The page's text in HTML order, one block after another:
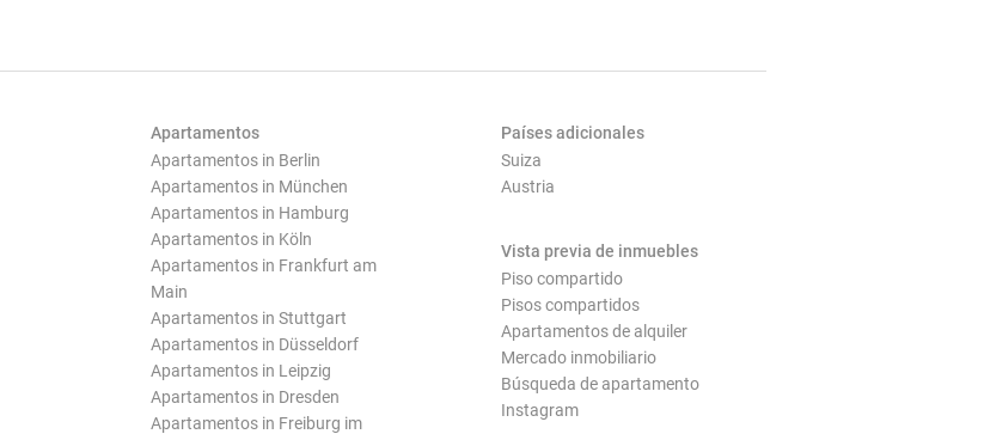
Apartamentos
Apartamentos in Berlin
Apartamentos in München
Apartamentos in Hamburg
Apartamentos in Köln
Apartamentos in Frankfurt am
Main
Apartamentos in Stuttgart
Apartamentos in Düsseldorf
Apartamentos in Leipzig
Apartamentos in Dresden
Apartamentos in Freiburg im
Países adicionales
Suiza
Austria
Vista previa de inmuebles
Piso compartido
Pisos compartidos
Apartamentos de alquiler
Mercado inmobiliario
Búsqueda de apartamento
Instagram